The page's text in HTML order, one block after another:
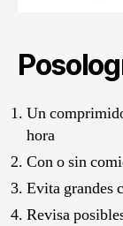
Un
hora
Con o sin
Evita grandes
Revisa